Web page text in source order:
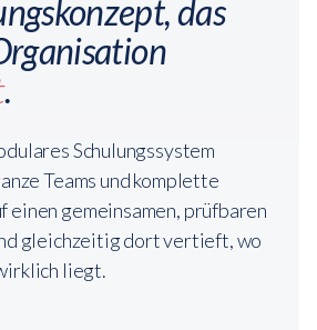
das
.
Schulungssystem
Teams und komplette
einen gemeinsamen, prüfbaren
gleichzeitig dort vertieft, wo
liegt.